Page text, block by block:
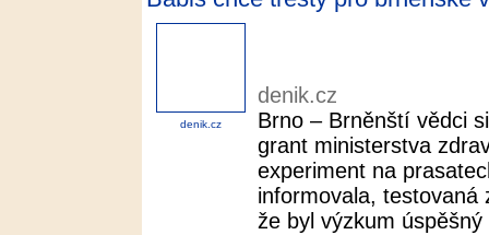
denik.cz
denik.cz
Brno – Brněnští vědci
grant ministerstva
experiment na
informovala, testovaná
že byl výzkum